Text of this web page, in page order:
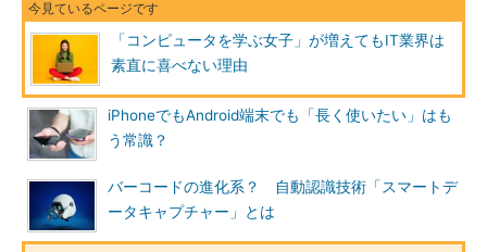
「コンピュータを学ぶ女子」が増えてもIT業界は
素直に喜べない理由
iPhoneでもAndroid端末でも「長く使いたい」はも
う常識？
バーコードの進化系？ 自動認識技術「スマートデ
ータキャプチャー」とは